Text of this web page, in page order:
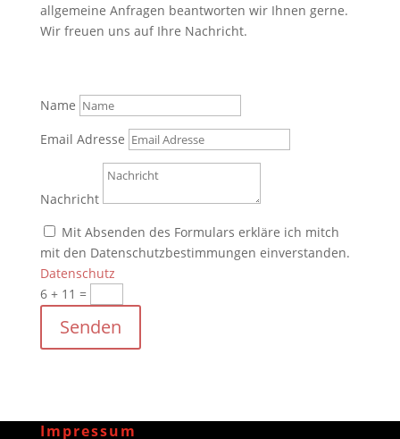
allgemeine Anfragen beantworten wir Ihnen gerne.
Wir freuen uns auf Ihre Nachricht.
Name
Email Adresse
Nachricht
Mit Absenden des Formulars erkläre ich mitch
mit den Datenschutzbestimmungen einverstanden.
Datenschutz
6 + 11 =
Senden
Impressum